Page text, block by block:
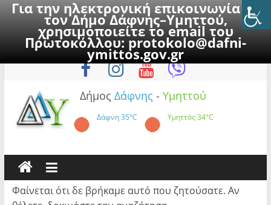
Για την ηλεκτρονική επικοινωνία με
τον Δήμο Δάφνης–Υμηττού,
χρησιμοποιείτε το email του
Πρωτοκόλλου:protokolo@dafni-
ymittos.gov.gr
to
Παρασκευή, 7 Αυγούστου 2026
Δήμος Δάφνης - Υμηττού
Δάφνη35°C Υμηττός34°C
Φαίνεται ότι δε βρήκαμε αυτό που ζητούσατε. Αν